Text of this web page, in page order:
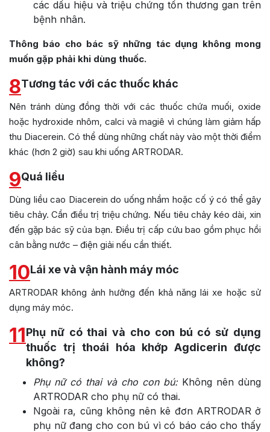
các dấu hiệu và triệu chứng tổn thương gan trên
bệnh nhân.
Thông báo cho bác sỹ những tác dụng không mong
muốn gặp phải khi dùng thuốc.
8Tương tác với các thuốc khác
Nên tránh dùng đồng thời với các thuốc chứa muối, oxide
hoặc hydroxide nhôm, calci và magiê vì chúng làm giảm hấp
thu Diacerein. Có thể dùng những chất này vào một thời điểm
khác (hơn 2 giờ) sau khi uống ARTRODAR.
9Quá liều
Dùng liều cao Diacerein do uống nhầm hoặc cố ý có thể gây
tiêu chảy. Cần điều trị triệu chứng. Nếu tiêu chảy kéo dài, xin
đến gặp bác sỹ của bạn. Điều trị cấp cứu bao gồm phục hồi
cân bằng nước – điện giải nếu cần thiết.
10Lái xe và vận hành máy móc
ARTRODAR không ảnh hưởng đến khả năng lái xe hoặc sử
dụng máy móc.
11Phụ nữ có thai và cho con bú có sử dụng
thuốc trị thoái hóa khớp Agdicerin được
không?
Phụ nữ có thai và cho con bú:Không nên dùng
ARTRODAR cho phụ nữ có thai.
Ngoài ra, cũng không nên kê đơn ARTRODAR ở
phụ nữ đang cho con bú vì có báo cáo cho thấy